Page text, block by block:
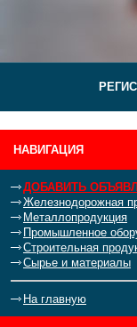
НАВИГАЦИЯ
ДОБАВИТЬ
Железнодорожная
Металлопродукция
Промышленное
Строительная
Сырье и материалы
На главную